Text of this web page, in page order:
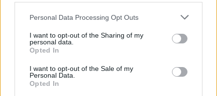
Personal Data Processing Opt Outs
I want to opt-out of the Sharing of my
personal data.
Opted In
I want to opt-out of the Sale of my
Personal Data.
Opted In
Žinios | Orai
V. Zalužno pasisakymą laiko bandymu įsitvirtinti
Laidos | Nauja diena